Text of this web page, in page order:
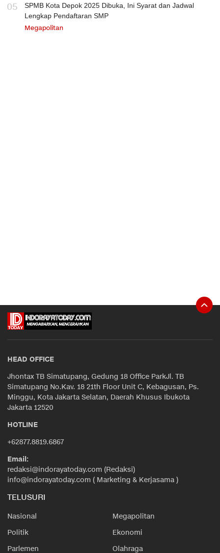
05
SPMB Kota Depok 2025 Dibuka, Ini Syarat dan Jadwal
Lengkap Pendaftaran SMP
Megapolitan
HEAD OFFICE
Jhontax TB Simatupang, Gedung 18 Office ParkJl. TB
Simatupang No.Kav. 18 21th Floor Unit C, Kebagusan, Ps.
Minggu, Kota Jakarta Selatan, Daerah Khusus Ibukota
Jakarta 12520
HOTLINE
+62877.8819.6867
Email:
redaksi@indorayatoday.com (Redaksi)
info@indorayatoday.com ( Marketing & Kerjasama )
TELUSURI
Nasional
Megapolitan
Politik
Ekonomi
Parlemen
Olahraga